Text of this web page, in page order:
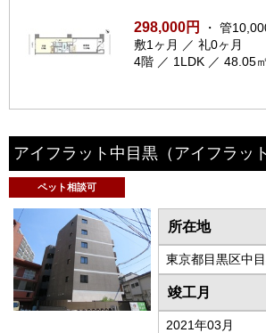
298,000円
・ 管
敷1ヶ月 ／ 礼0ヶ月
4階 ／ 1LDK ／ 48.05㎡
アイフラット中目黒 （アイフラッ
ペット相談可
所在地
東京都目黒区中
竣工月
2021年03月